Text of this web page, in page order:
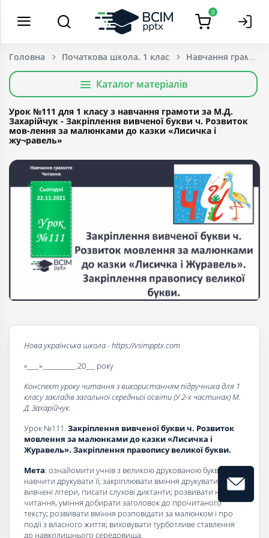
0
Головна Початкова школа. 1 клас Навчання грамоти
Каталог матеріалів
Урок №111 для 1 класу з навчання грамоти за М.Д.
Захарійчук - Закріплення вивченої букви ч. Розвиток
мов-лення за малюнками до казки «Лисичка і
жу¬равель»
Нова українська школа - https://vsimpptx.com
«____ »___________.20___ року
Конспект уроку читання з використанням підручника для 1
класу закладів загальної середньої освіти (У 2-х частинах) М.
Д. Захарійчук.
Урок №111. Закріплення вивченої букви ч. Розвиток
мовлення за малюнками до казки «Лисичка і
Журавель». Закріплення правопису великої букви.
Мета: ознайомити учнів з великою друкованою буквою Ч,
навчити друкувати її; закріплювати вміння друкувати
вивчені літери, писати слухові диктанти; розвивати навичку
читання, уміння добирати заголовок до прочитаного
тексту; розвивати вміння розповідати за малюнком і про
події з власного життя; виховувати турботливе ставлення
до навколишнього середовища.